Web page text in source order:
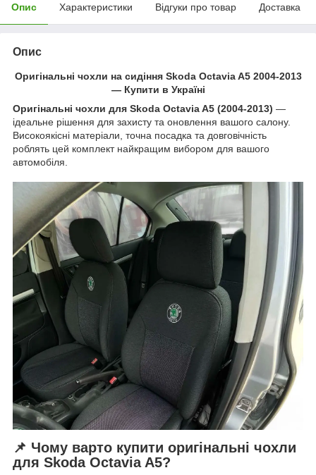
Опис Характеристики Відгуки про товар Доставка
Опис
Оригінальні чохли на сидіння Skoda Octavia A5 2004-2013
— Купити в Україні
Оригінальні чохли для Skoda Octavia A5 (2004-2013) —
ідеальне рішення для захисту та оновлення вашого салону.
Високоякісні матеріали, точна посадка та довговічність
роблять цей комплект найкращим вибором для вашого
автомобіля.
📌 Чому варто купити оригінальні чохли
для Skoda Octavia A5?